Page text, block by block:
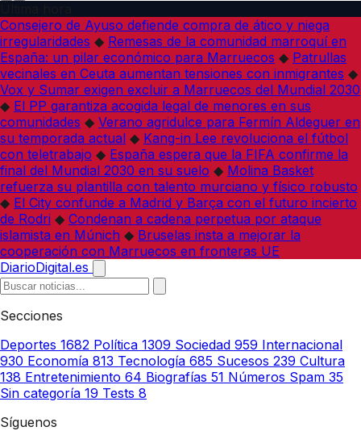
Consejero de Ayuso defiende compra de ático y niega
irregularidades ◆ Remesas de la comunidad marroquí en
España: un pilar económico para Marruecos ◆ Patrullas
vecinales en Ceuta aumentan tensiones con inmigrantes ◆
Vox y Sumar exigen excluir a Marruecos del Mundial 2030
◆ El PP garantiza acogida legal de menores en sus
comunidades ◆ Verano agridulce para Fermín Aldeguer en
su temporada actual ◆ Kang-in Lee revoluciona el fútbol
con teletrabajo ◆ España espera que la FIFA confirme la
final del Mundial 2030 en su suelo ◆ Molina Basket
refuerza su plantilla con talento murciano y físico robusto
◆ El City confunde a Madrid y Barça con el futuro incierto
de Rodri ◆ Condenan a cadena perpetua por ataque
islamista en Múnich ◆ Bruselas insta a mejorar la
cooperación con Marruecos en fronteras UE
DiarioDigital.es
Secciones
Deportes 1682 Política 1309 Sociedad 959 Internacional
930 Economía 813 Tecnología 685 Sucesos 239 Cultura
138 Entretenimiento 64 Biografías 51 Números Spam 35
Sin categoría 19 Tests 8
Síguenos